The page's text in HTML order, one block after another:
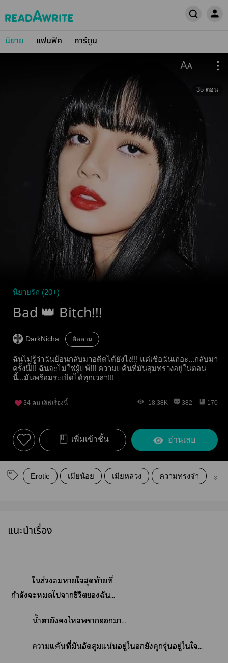
นิยาย แฟนฟิค การ์ตูน
35 ตอน
นิยายรัก (20+)
Bad 👑 Bitch!!!
DarkNicha ติดตาม
ฉันไม่รู้ว่าฉันย้อนกลับมาอดีตได้ยังไง!!! แต่เชื่อฉันเถอะ...กลับมา
ครั้งนี้!!! ฉันจะไม่ใช่ผู้แพ้!!! ความแค้นที่มันสุมทรวงอยู่ในตอน
นี้...มันพร้อมระเบิดได้ทุกเวลา!!!
34 คน เลิฟเรื่องนี้ 18.38K 382 170
เพิ่มเข้าชั้น อ่านเลย
Erotic เมียน้อย เมียหลวง ความทรงจำ รัก
แนะนำเรื่อง
ใช่วงาใสุดท้ายที่
กำลังะไาชีวิตฉัน...
น้ำตายังไาา...
าแค้นที่มันอัดสุมแน่นอยู่ใยังคุกรุ่นอยู่ใใ...